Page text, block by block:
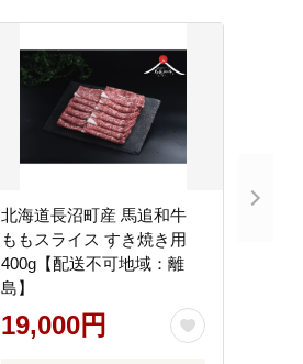
北海道長沼町産 馬追和牛
ももスライス すき焼き用
400g【配送不可地域：離
島】
19,000円